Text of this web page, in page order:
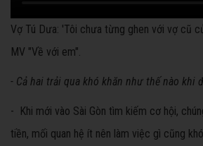
Vợ Tú Dưa: 'Tôi chưa từng ghen với vợ cũ
MV "Về với em".
- Cả hai trải qua khó khăn như thế nào khi
- Khi mới vào Sài Gòn tìm kiếm cơ hội,
tiền, mối quan hệ ít nên làm việc gì cũng